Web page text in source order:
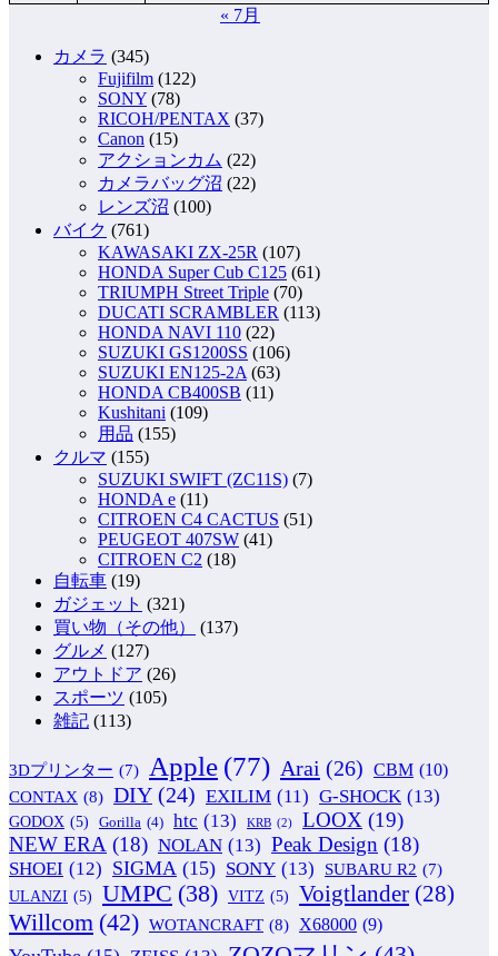
« 7月
カメラ (345)
Fujifilm (122)
SONY (78)
RICOH/PENTAX (37)
Canon (15)
アクションカム (22)
カメラバッグ沼 (22)
レンズ沼 (100)
バイク (761)
KAWASAKI ZX-25R (107)
HONDA Super Cub C125 (61)
TRIUMPH Street Triple (70)
DUCATI SCRAMBLER (113)
HONDA NAVI 110 (22)
SUZUKI GS1200SS (106)
SUZUKI EN125-2A (63)
HONDA CB400SB (11)
Kushitani (109)
用品 (155)
クルマ (155)
SUZUKI SWIFT (ZC11S) (7)
HONDA e (11)
CITROEN C4 CACTUS (51)
PEUGEOT 407SW (41)
CITROEN C2 (18)
自転車 (19)
ガジェット (321)
買い物（その他）
(137)
グルメ (127)
アウトドア (26)
スポーツ (105)
雑記 (113)
3Dプリンター (7) Apple (77) Arai (26) CBM (10)
CONTAX (8) DIY (24) EXILIM (11) G-SHOCK (13)
GODOX (5) Gorilla (4) htc (13) KRB (2) LOOX (19)
NEW ERA (18) NOLAN (13) Peak Design (18)
SHOEI (12) SIGMA (15) SONY (13) SUBARU R2 (7)
ULANZI (5) UMPC (38) VITZ (5) Voigtlander (28)
Willcom (42) WOTANCRAFT (8) X68000 (9)